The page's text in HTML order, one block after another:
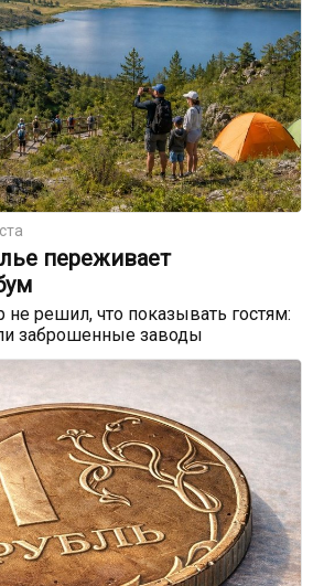
переживает
не решил, что показывать гостям:
заброшенные заводы